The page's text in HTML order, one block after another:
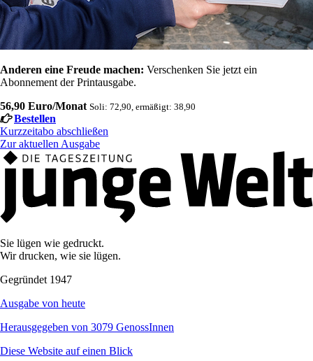
Anderen eine Freude machen: Verschenken Sie jetzt ein
Abonnement der Printausgabe.
56,90 Euro/Monat Soli: 72,90, ermäßigt: 38,90
Bestellen
Kurzzeitabo abschließen
Zur aktuellen Ausgabe
Sie lügen wie gedruckt.
Wir drucken, wie sie lügen.
Gegründet 1947
Ausgabe von heute
Herausgegeben von 3079 GenossInnen
Diese Website auf einen Blick